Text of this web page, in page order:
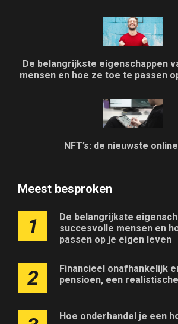
De belangrijkste eigenschappen
mensen en hoe ze toe te passen
NFT’s: de nieuwste
Meest besproken
1
De belangrijkste
succesvolle mensen en
passen op je eigen leven
2
Financieel onafhankelijk
pensioen, een
Hoe onderhandel je een